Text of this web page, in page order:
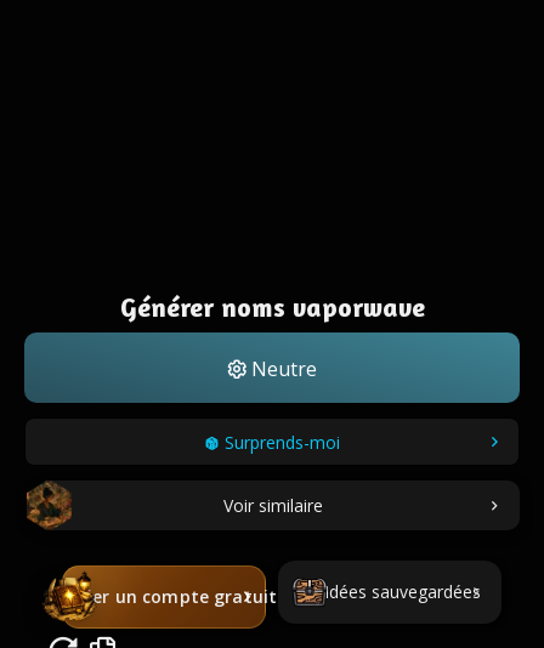
Générer noms vaporwave
Neutre
Surprends-moi
Voir similaire
Créer un compte gratuit Idées sauvegardées